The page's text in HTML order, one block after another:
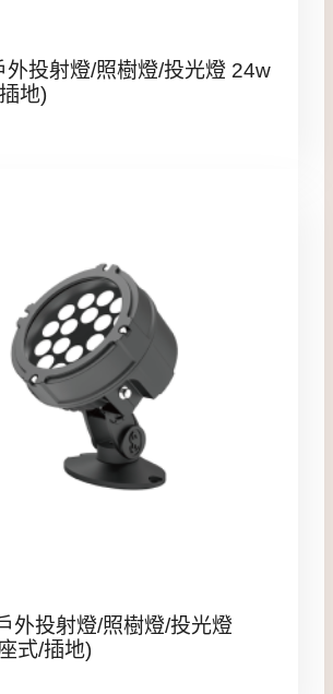
外投射燈/照樹燈/投光燈 24w
地)
外投射燈/照樹燈/投光燈
式/插地)